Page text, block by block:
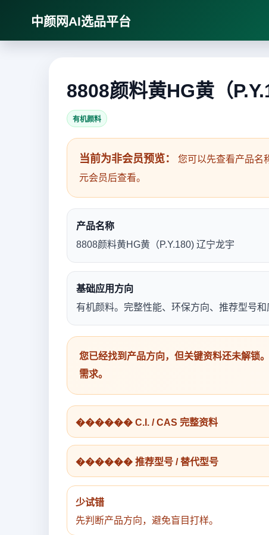
中颜网AI选品平台
8808颜料黄HG黄（
有机颜料
当前为非会员预览：
您可以先查看产品名
元会员后查看。
产品名称
8808颜料黄HG黄（P.Y.180) 辽宁龙宇
基础应用方向
有机颜料。完整性能、环保方向、推荐型号和
您已经找到产品方向，但关键资料还未解锁
需求。
������ C.I. / CAS 完整资料
������ 推荐型号 / 替代型号
少试错
先判断产品方向，避免盲目打样。